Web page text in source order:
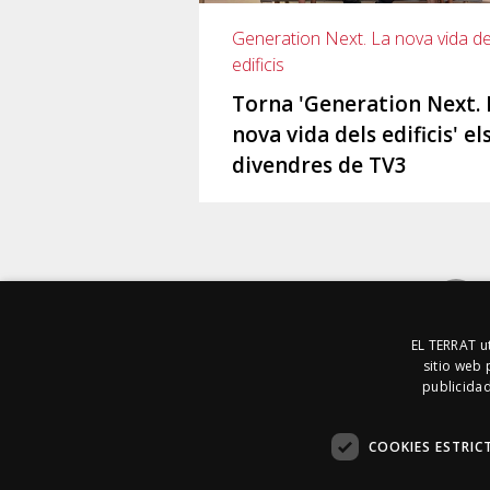
Generation Next. La nova vida
edificis
Torna 'Generation Next.
nova vida dels edificis'
divendres de TV3
EL
sitio web
COOKIES